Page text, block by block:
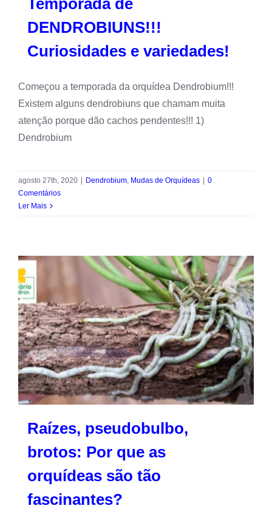
DENDROBIUNS!!!
Curiosidades e variedades!
Começou a temporada da orquídea Dendrobium!!!
Existem alguns dendrobiuns que chamam muita
atenção porque dão cachos pendentes!!! 1)
Dendrobium
agosto 27th, 2020 Dendrobium, Mudas de Orquídeas
0
Comentários
Ler Mais
Raízes, pseudobulbo,
brotos: Por que as orquídeas
são tão fascinantes?
Orquideas Raras
Raízes, pseudobulbo,
brotos: Por que as
orquídeas são tão
fascinantes?